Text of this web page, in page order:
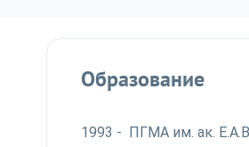
Образование
1993 - ПГМА им. ак.